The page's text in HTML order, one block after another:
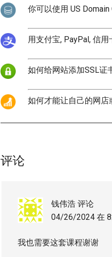
你可以使用 US
用支付宝, PayPal, 信
如何给网站添加SSL证
如何才能让自己的网店
评论
钱伟浩 评论
04/26/2024 在
我也需要这套课程谢谢